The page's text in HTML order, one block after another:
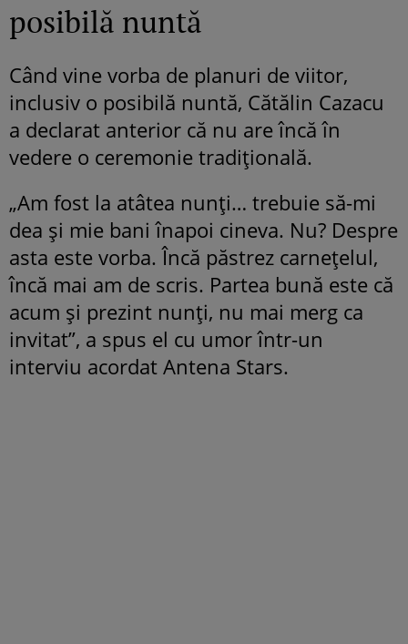
posibilă nuntă
Când vine vorba de planuri de viitor,
inclusiv o posibilă nuntă, Cătălin Cazacu
a declarat anterior că nu are încă în
vedere o ceremonie tradițională.
„Am fost la atâtea nunți… trebuie să-mi
dea și mie bani înapoi cineva. Nu? Despre
asta este vorba. Încă păstrez carnețelul,
încă mai am de scris. Partea bună este că
acum și prezint nunți, nu mai merg ca
invitat”, a spus el cu umor într-un
interviu acordat Antena Stars.